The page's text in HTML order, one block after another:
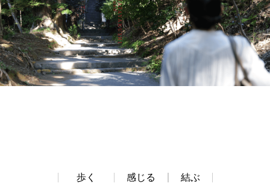
歩く 感じる 結ぶ